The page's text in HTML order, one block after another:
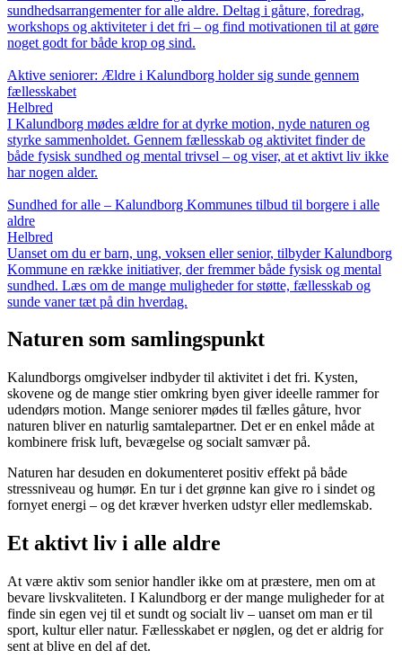
sundhedsarrangementer for alle aldre. Deltag i gåture, foredrag,
workshops og aktiviteter i det fri – og find motivationen til at gøre
noget godt for både krop og sind.
Aktive seniorer: Ældre i Kalundborg holder sig sunde gennem
fællesskabet
Helbred
I Kalundborg mødes ældre for at dyrke motion, nyde naturen og
styrke sammenholdet. Gennem fællesskab og aktivitet finder de
både fysisk sundhed og mental trivsel – og viser, at et aktivt liv ikke
har nogen alder.
Sundhed for alle – Kalundborg Kommunes tilbud til borgere i alle
aldre
Helbred
Uanset om du er barn, ung, voksen eller senior, tilbyder Kalundborg
Kommune en række initiativer, der fremmer både fysisk og mental
sundhed. Læs om de mange muligheder for støtte, fællesskab og
sunde vaner tæt på din hverdag.
Naturen som samlingspunkt
Kalundborgs omgivelser indbyder til aktivitet i det fri. Kysten,
skovene og de mange stier omkring byen giver ideelle rammer for
udendørs motion. Mange seniorer mødes til fælles gåture, hvor
naturen bliver en naturlig samtalepartner. Det er en enkel måde at
kombinere frisk luft, bevægelse og socialt samvær på.
Naturen har desuden en dokumenteret positiv effekt på både
stressniveau og humør. En tur i det grønne kan give ro i sindet og
fornyet energi – og det kræver hverken udstyr eller medlemskab.
Et aktivt liv i alle aldre
At være aktiv som senior handler ikke om at præstere, men om at
bevare livskvaliteten. I Kalundborg er der mange muligheder for at
finde sin egen vej til et sundt og socialt liv – uanset om man er til
sport, kultur eller natur. Fællesskabet er nøglen, og det er aldrig for
sent at blive en del af det.